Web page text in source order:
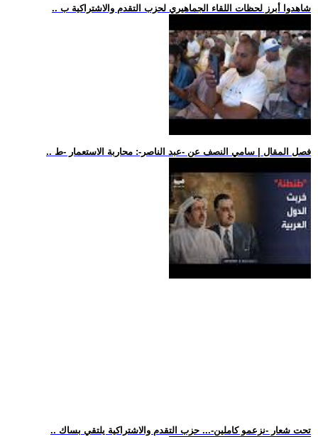
.. شاهدوا أبرز لحظات اللقاء الجماهيري لحزب التقدم والاشتراكية ب
.. فصل المقال | سامي النصف عن -عبد الناصر-: محاربة الاستعمار -ط
.. تحت شعار -نزعمو كاملين-... حزب التقدم والاشتراكية يلتقي بساك